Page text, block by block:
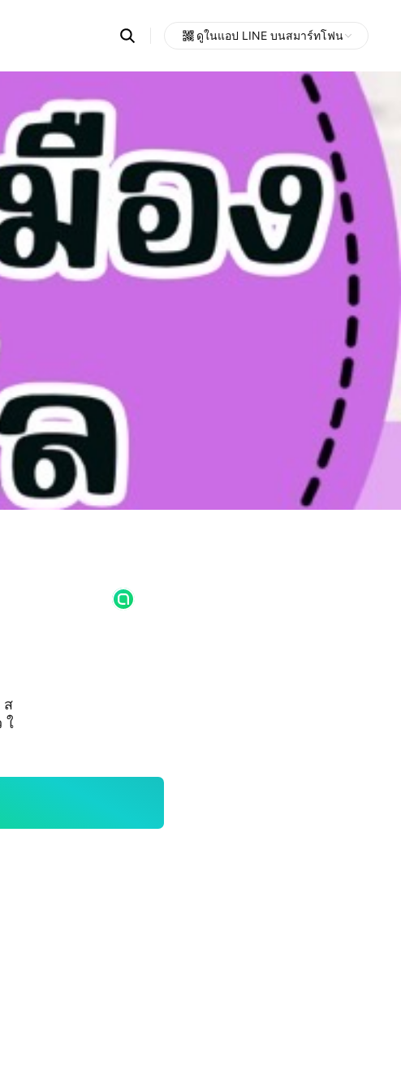
Search
OpenChats
messages
search
ดูในแอป LINE บนสมาร์ทโฟน